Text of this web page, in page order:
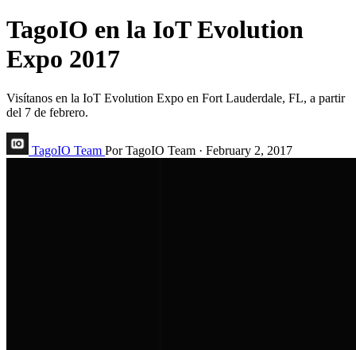
TagoIO en la IoT Evolution
Expo 2017
Visítanos en la IoT Evolution Expo en Fort Lauderdale, FL, a partir
del 7 de febrero.
TagoIO Team Por TagoIO Team · February 2, 2017